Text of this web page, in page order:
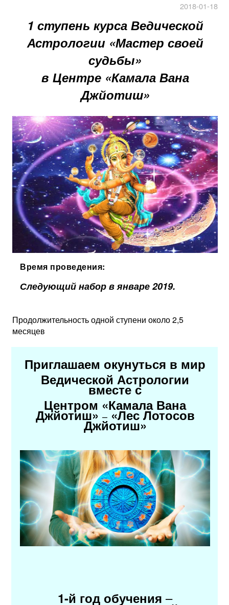
2018-01-18
1 ступень курса Ведической
Астрологии «Мастер своей
судьбы»
в Центре «Камала Вана
Джйотиш»
Время проведения:
Следующий набор в январе 2019.
Продолжительность одной ступени около 2,5
месяцев
Приглашаем окунуться в мир
Ведической Астрологии
вместе с
Центром «Камала Вана
Джйотиш» –«Лес Лотосов
Джйотиш»
1-й год обучения –